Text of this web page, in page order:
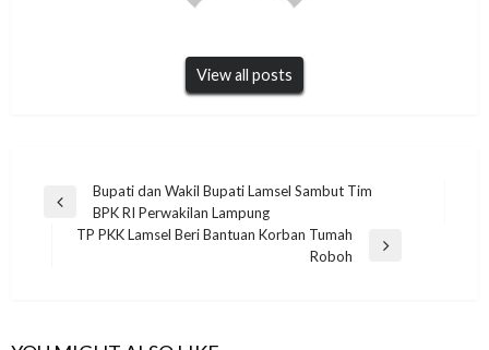
View all posts
Navigasi
Previous
Bupati dan Wakil Bupati Lamsel Sambut Tim
BPK RI Perwakilan Lampung
TP PKK Lamsel Beri Bantuan Korban Tumah
Roboh